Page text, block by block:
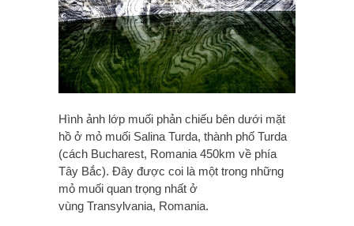
Hình ảnh lớp muối phản chiếu bên dưới mặt
hồ ở mỏ muối Salina Turda, thành phố Turda
(cách Bucharest, Romania 450km về phía
Tây Bắc). Đây được coi là một trong những
mỏ muối quan trọng nhất ở
vùng Transylvania, Romania.